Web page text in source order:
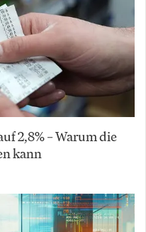
2,8% – Warum die
kann